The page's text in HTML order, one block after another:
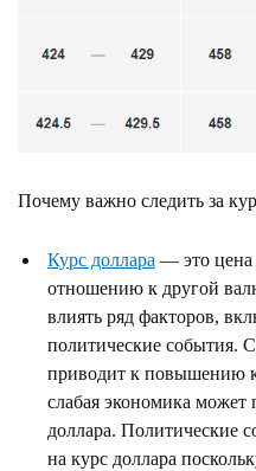
Почему важно следить за
Курс доллара — это
отношению к другой
влиять ряд факторов,
политические события.
приводит к повышению
слабая экономика
доллара. Политические
на курс доллара